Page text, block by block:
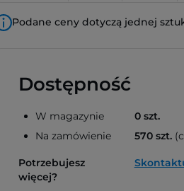
Podane ceny dotyczą jednej
Dostępność
W magazynie
Na zamówienie
0 szt.
570 szt.
Potrzebujesz
więcej?